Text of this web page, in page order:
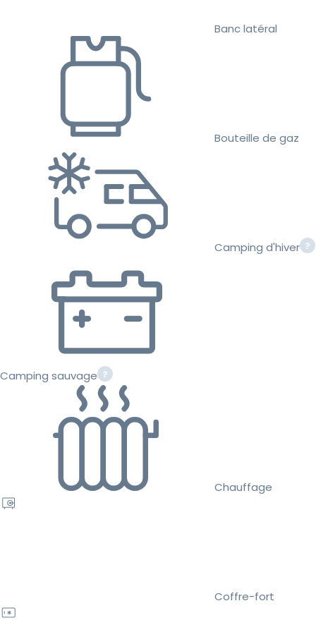
Banc latéral
Bouteille de gaz
Camping d'hiver
Camping sauvage
Chauffage
Coffre-fort